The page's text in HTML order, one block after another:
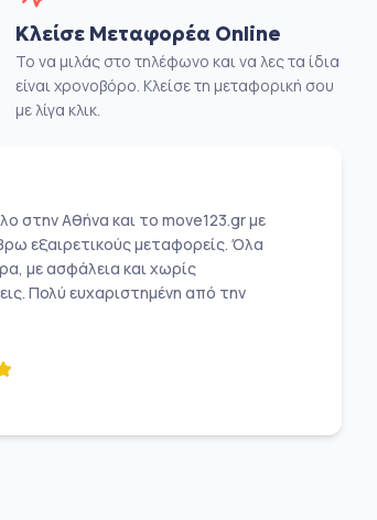
Κλείσε Μεταφορέα Online
Το να μιλάς στο τηλέφωνο και να λες τα ίδια
είναι χρονοβόρο. Κλείσε τη μεταφορική σου
με λίγα κλικ.
στην Αθήνα και το move123.gr με
εξαιρετικούς μεταφορείς. Όλα
με ασφάλεια και χωρίς
Πολύ ευχαριστημένη από την